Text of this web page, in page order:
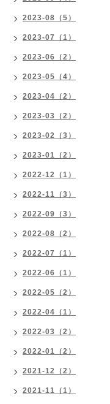
2023-08（5）
2023-07（1）
2023-06（2）
2023-05（4）
2023-04（2）
2023-03（2）
2023-02（3）
2023-01（2）
2022-12（1）
2022-11（3）
2022-09（3）
2022-08（2）
2022-07（1）
2022-06（1）
2022-05（2）
2022-04（1）
2022-03（2）
2022-01（2）
2021-12（2）
2021-11（1）